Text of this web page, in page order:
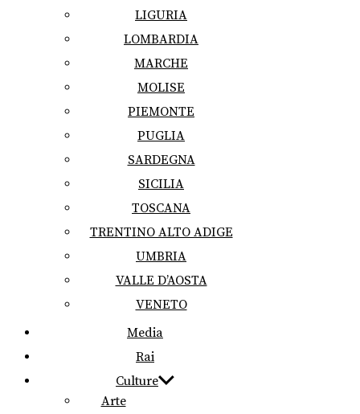
LIGURIA
LOMBARDIA
MARCHE
MOLISE
PIEMONTE
PUGLIA
SARDEGNA
SICILIA
TOSCANA
TRENTINO ALTO ADIGE
UMBRIA
VALLE D’AOSTA
VENETO
Media
Rai
Culture
Arte